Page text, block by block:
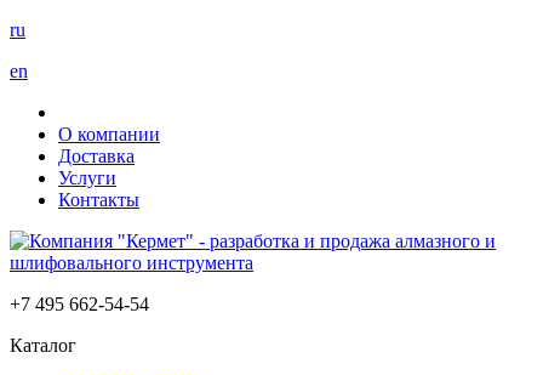
ru
en
О компании
Доставка
Услуги
Контакты
+7 495 662-54-54
Каталог